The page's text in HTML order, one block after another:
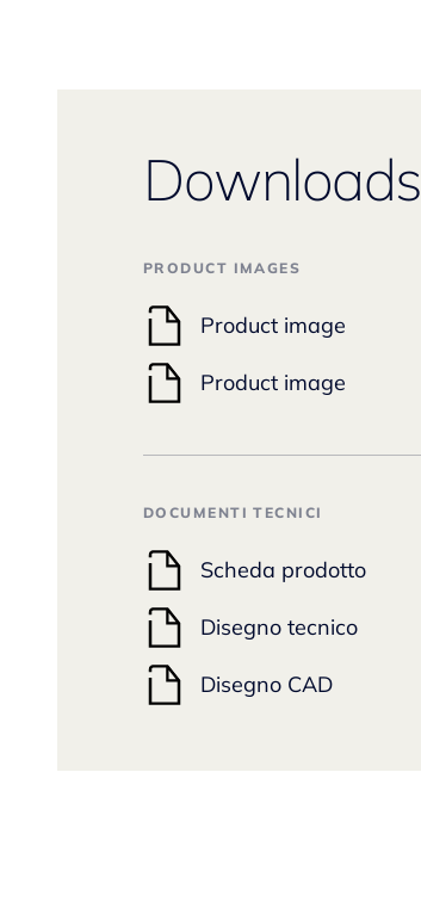
Downloads
PRODUCT IMAGES
Product image
Product image
DOCUMENTI TECNICI
Scheda prodotto
Disegno tecnico
Disegno CAD